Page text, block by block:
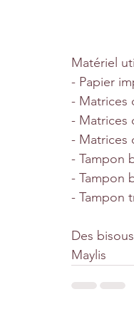
Matériel
- Papier
-
-
-
- Tampon
- Tampon
- Tampon
Des bisous
Maylis